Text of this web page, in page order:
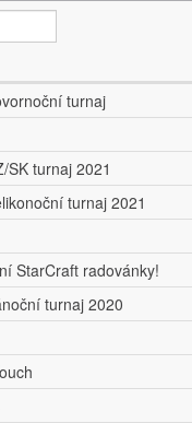
turnaj
SK turnaj 2021
turnaj 2021
StarCraft radovánky!
turnaj 2020